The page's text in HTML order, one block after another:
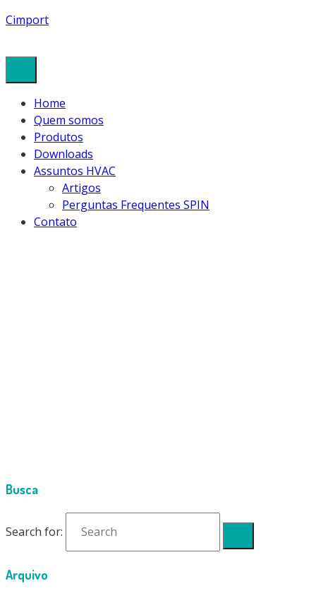
Cimport
Home
Quem somos
Produtos
Downloads
Assuntos HVAC
Artigos
Perguntas Frequentes SPIN
Contato
Busca
Search for:
Arquivo